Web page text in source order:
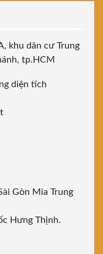
khu dân cư Trung
tp.HCM
diện tích
Gòn Mia Trung
Hưng Thịnh.